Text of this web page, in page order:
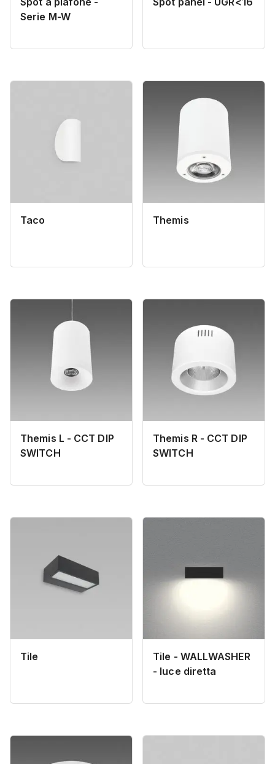
Serie M-W
Taco Themis
Themis L - CCT DIP
SWITCH
Themis R - CCT DIP
SWITCH
Tile
Tile - WALLWASHER
- luce diretta